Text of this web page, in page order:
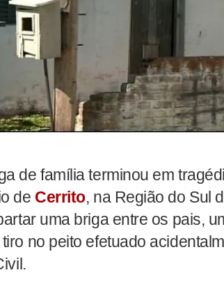
de família terminou em
de Cerrito, na Região do Sul
uma briga entre os pais,
no peito efetuado